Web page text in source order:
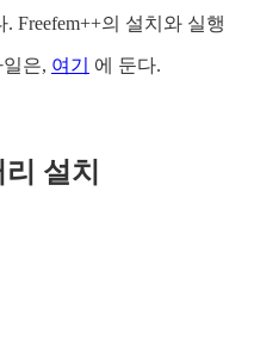
. Freefem++의 설치와 실행
은, 여기 에 둔다.
설치